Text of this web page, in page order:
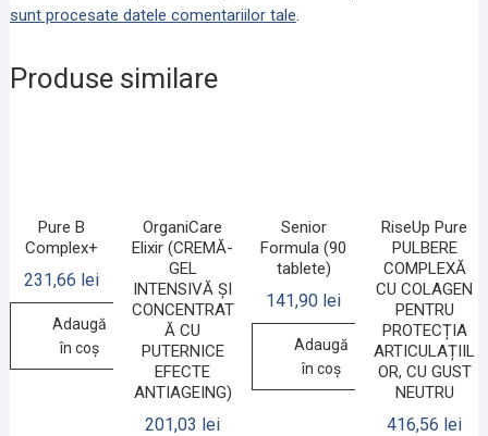
sunt procesate datele comentariilor tale.
Produse similare
Pure B
Complex+
231,66 lei
Adaugă
în coș
OrganiCare
Elixir (CREMĂ-
GEL
INTENSIVĂ ȘI
CONCENTRAT
Ă CU
PUTERNICE
EFECTE
ANTIAGEING)
201,03 lei
Senior
Formula (90
tablete)
141,90 lei
Adaugă
în coș
RiseUp Pure
PULBERE
COMPLEXĂ
CU COLAGEN
PENTRU
PROTECȚIA
ARTICULAȚIIL
OR, CU GUST
NEUTRU
416,56 lei